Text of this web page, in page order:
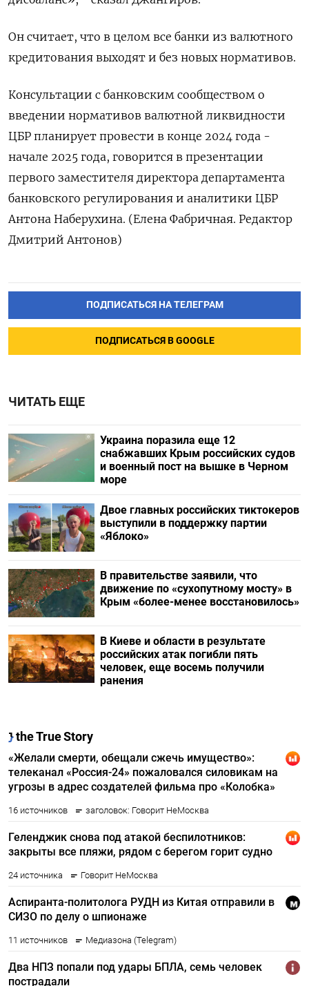
Он считает, что в целом все банки из валютного
кредитования выходят и без новых нормативов.
Консультации с банковским сообществом о
введении нормативов валютной ликвидности
ЦБР планирует провести в конце 2024 года -
начале 2025 года, говорится в презентации
первого заместителя директора департамента
банковского регулирования и аналитики ЦБР
Антона Наберухина. (Елена Фабричная. Редактор
Дмитрий Антонов)
ПОДПИСАТЬСЯ НА ТЕЛЕГРАМ
ПОДПИСАТЬСЯ В GOOGLE
ЧИТАТЬ ЕЩЕ
Украина поразила еще 12
снабжавших Крым российских судов
и военный пост на вышке в Черном
море
Двое главных российских тиктокеров
выступили в поддержку партии
«Яблоко»
В правительстве заявили, что
движение по «сухопутному мосту» в
Крым «более-менее восстановилось»
В Киеве и области в результате
российских атак погибли пять
человек, еще восемь получили
ранения